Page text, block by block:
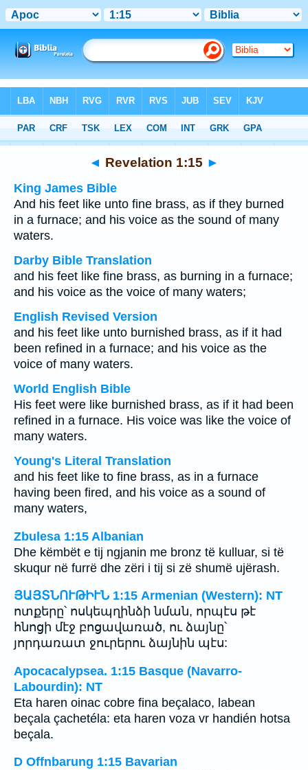
Multilingual > Revelation 1:15
◄ Revelation 1:15 ►
King James Bible
And his feet like unto fine brass, as if they burned
in a furnace; and his voice as the sound of many
waters.
Darby Bible Translation
and his feet like fine brass, as burning in a furnace;
and his voice as the voice of many waters;
English Revised Version
and his feet like unto burnished brass, as if it had
been refined in a furnace; and his voice as the
voice of many waters.
World English Bible
His feet were like burnished brass, as if it had been
refined in a furnace. His voice was like the voice of
many waters.
Young's Literal Translation
and his feet like to fine brass, as in a furnace
having been fired, and his voice as a sound of
many waters,
Zbulesa 1:15 Albanian
Dhe këmbët e tij ngjanin me bronz të kulluar, si të
skuqur në furrë dhe zëri i tij si zë shumë ujërash.
ՅԱՅՏՆՈՒԹԻՒՆ 1:15 Armenian (Western): NT
ոտքերը՝ ոսկեպղինձի նման, որպէս թէ
հնոցի մէջ բոցավառած, ու ձայնը՝
յորդառատ ջուրերու ձայնին պէս:
Apocacalypsea. 1:15 Basque (Navarro-
Labourdin): NT
Eta haren oinac cobre fina beçalaco, labean
beçala çachetéla: eta haren voza vr handién hotsa
beçala.
D Offnbarung 1:15 Bavarian